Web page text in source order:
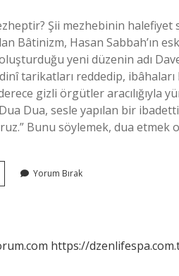
Şii mezhebinin halefiyet
Bâtinizm, Hasan Sabbah’ın
yeni düzenin adı
tarikatları reddedip,
gizli örgütler aracılığıyla
Dua, sesle yapılan bir
Bunu söylemek, dua etmek
Yorum Bırak
https://